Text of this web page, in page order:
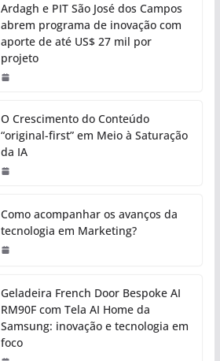
Ardagh e PIT São José dos Campos
abrem programa de inovação com
aporte de até US$ 27 mil por
projeto
O Crescimento do Conteúdo
“original-first” em Meio à Saturação
da IA
Como acompanhar os avanços da
tecnologia em Marketing?
Geladeira French Door Bespoke AI
RM90F com Tela AI Home da
Samsung: inovação e tecnologia em
foco